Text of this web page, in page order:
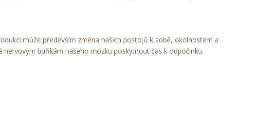
může především změna našich postojů k sobě, okolnostem a
buňkám našeho mozku poskytnout čas k odpočinku.